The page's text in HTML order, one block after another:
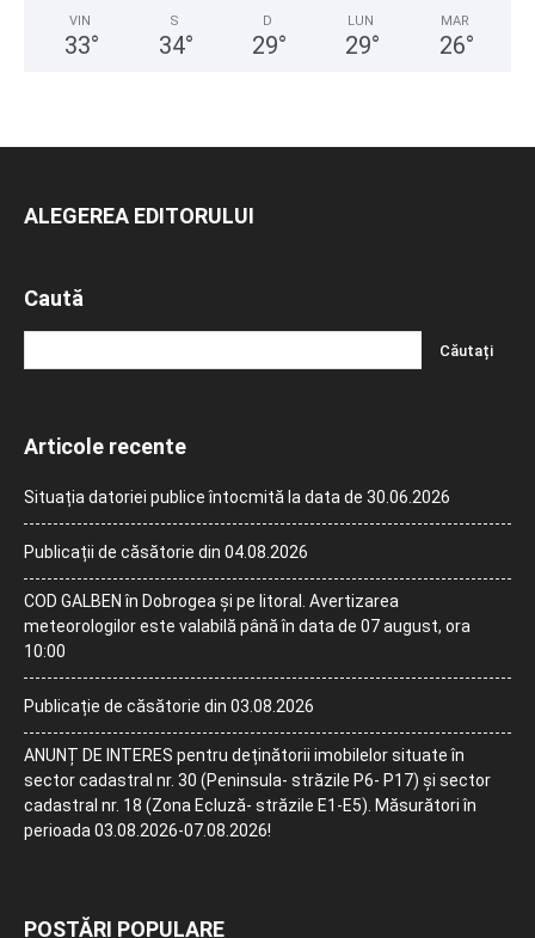
VIN
33°
S
34°
D
29°
LUN
29°
MAR
26°
ALEGEREA EDITORULUI
Caută
Articole recente
Situația datoriei publice întocmită la data de 30.06.2026
Publicații de căsătorie din 04.08.2026
COD GALBEN în Dobrogea și pe litoral. Avertizarea
meteorologilor este valabilă până în data de 07 august, ora
10:00
Publicație de căsătorie din 03.08.2026
ANUNȚ DE INTERES pentru deținătorii imobilelor situate în
sector cadastral nr. 30 (Peninsula- străzile P6- P17) și sector
cadastral nr. 18 (Zona Ecluză- străzile E1-E5). Măsurători în
perioada 03.08.2026-07.08.2026!
POSTĂRI POPULARE